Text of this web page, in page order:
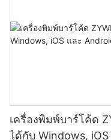
เครื่องพิมพ์บาร์โค้ด
ได้กับ Windows,